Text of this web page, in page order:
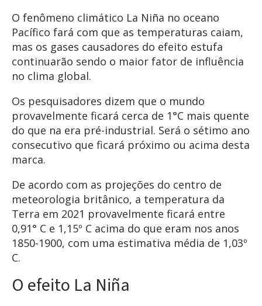
O fenômeno climático La Niña no oceano
Pacífico fará com que as temperaturas caiam,
mas os gases causadores do efeito estufa
continuarão sendo o maior fator de influência
no clima global.
Os pesquisadores dizem que o mundo
provavelmente ficará cerca de 1°C mais quente
do que na era pré-industrial. Será o sétimo ano
consecutivo que ficará próximo ou acima desta
marca.
De acordo com as projeções do centro de
meteorologia britânico, a temperatura da
Terra em 2021 provavelmente ficará entre
0,91° C e 1,15º C acima do que eram nos anos
1850-1900, com uma estimativa média de 1,03º
C.
O efeito La Niña